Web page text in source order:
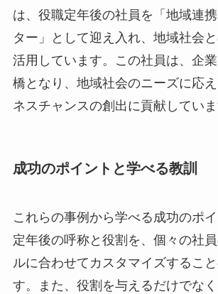
は、役職定年後の社員を「地域連
ター」として迎え入れ、地域社会
活用しています。この社員は、企
橋となり、地域社会のニーズに応
ネスチャンスの創出に貢献していま
成功のポイントと学べる教訓
これらの事例から学べる成功のポ
定年後の呼称と役割を、個々の社
ルに合わせてカスタマイズするこ
す。また、役割を与えるだけでな